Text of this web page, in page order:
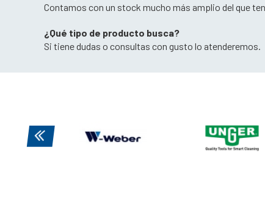
Contamos con un stock mucho más amplio del que
¿Qué tipo de producto busca?
Si tiene dudas o consultas con gusto lo atenderemos.